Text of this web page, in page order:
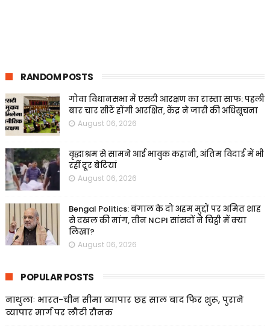
RANDOM POSTS
गोवा विधानसभा में एसटी आरक्षण का रास्ता साफ: पहली
बार चार सीटें होंगी आरक्षित, केंद्र ने जारी की अधिसूचना
August 06, 2026
वृद्धाश्रम से सामने आई भावुक कहानी, अंतिम विदाई में भी
रहीं दूर बेटियां
August 06, 2026
Bengal Politics: बंगाल के दो अहम मुद्दों पर अमित शाह
से दखल की मांग, तीन NCPI सांसदों ने चिट्ठी में क्या
लिखा?
August 06, 2026
POPULAR POSTS
नाथुलाः भारत-चीन सीमा व्यापार छह साल बाद फिर शुरू, पुराने
व्यापार मार्ग पर लौटी रौनक